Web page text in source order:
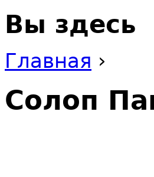
Вы здесь
Главная ›
Солоп